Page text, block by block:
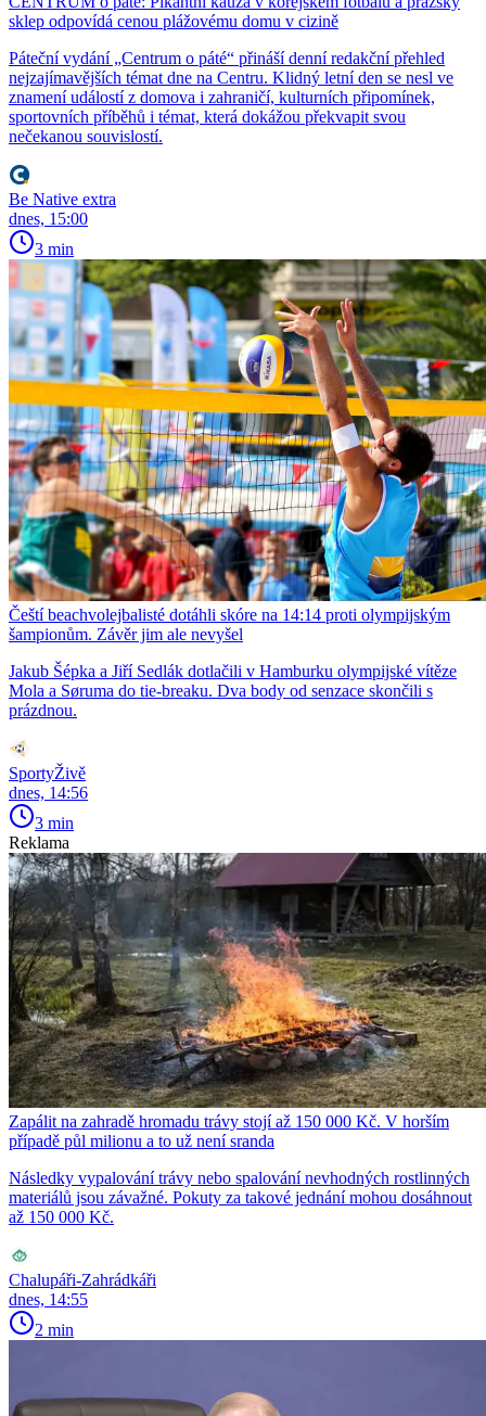
sklep odpovídá cenou plážovému domu v cizině
Páteční vydání „Centrum o páté“ přináší denní redakční přehled
nejzajímavějších témat dne na Centru. Klidný letní den se nesl ve
znamení událostí z domova i zahraničí, kulturních připomínek,
sportovních příběhů i témat, která dokážou překvapit svou
nečekanou souvislostí.
Be Native extra
dnes, 15:00
3 min
Čeští beachvolejbalisté dotáhli skóre na 14:14 proti olympijským
šampionům. Závěr jim ale nevyšel
Jakub Šépka a Jiří Sedlák dotlačili v Hamburku olympijské vítěze
Mola a Søruma do tie-breaku. Dva body od senzace skončili s
prázdnou.
SportyŽivě
dnes, 14:56
3 min
Reklama
Zapálit na zahradě hromadu trávy stojí až 150 000 Kč. V horším
případě půl milionu a to už není sranda
Následky vypalování trávy nebo spalování nevhodných rostlinných
materiálů jsou závažné. Pokuty za takové jednání mohou dosáhnout
až 150 000 Kč.
Chalupáři-Zahrádkáři
dnes, 14:55
2 min